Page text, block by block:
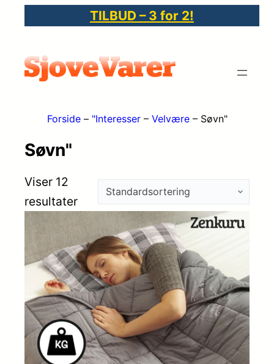
TILBUD – 3 for 2!
Forside– "Interesser– Velvære– Søvn"
Søvn"
Viser 12
resultater